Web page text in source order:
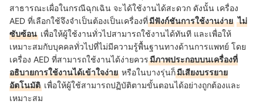
สาธารณะเผื่อในกรณีฉุกเฉิน จะได้ใช้งานได้สะดวก ดังนั้น เครื่อง
AED ที่เลือกใช้จึงจำเป็นต้องเป็นเครื่องที่มีฟังก์ชันการใช้งานง่าย ไม่
ซับซ้อน เพื่อให้ผู้ใช้งานทั่วไปสามารถใช้งานได้ทันที และเพื่อให้
เหมาะสมกับบุคคลทั่วไปที่ไม่มีความรู้พื้นฐานทางด้านการแพทย์ โดย
เครื่อง AED ที่สามารถใช้งานได้ง่ายควรมีภาพประกอบบนเครื่องที่
อธิบายการใช้งานได้เข้าใจง่าย หรือในบางรุ่นก็มีเสียงบรรยาย
อัตโนมัติ เพื่อให้ผู้ใช้สามารถปฏิบัติตามขั้นตอนได้อย่างถูกต้องและ
เหมาะสม